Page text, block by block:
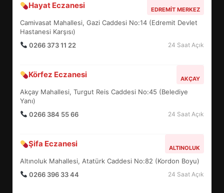
Hayat Eczanesi EDREMIT MERKEZ
Camivasat Mahallesi, Gazi Caddesi No:14 (Edremit Devlet
Hastanesi Karşısı)
0266 373 11 22
24 Saat Açık
Körfez Eczanesi AKÇAY
Akçay Mahallesi, Turgut Reis Caddesi No:45 (Belediye
Yanı)
0266 384 55 66
24 Saat Açık
Şifa Eczanesi ALTINOLUK
Altınoluk Mahallesi, Atatürk Caddesi No:82 (Kordon Boyu)
0266 396 33 44
24 Saat Açık
5
BALIKESİR MÜZELERİNDE SÜRE
UZATILDI: NE DEĞİŞTİ?
6
TURNUVASI KAYITLARI NEYİ
7
YENİ YÖNETİM NASIL
ŞEKİLLENDİ?